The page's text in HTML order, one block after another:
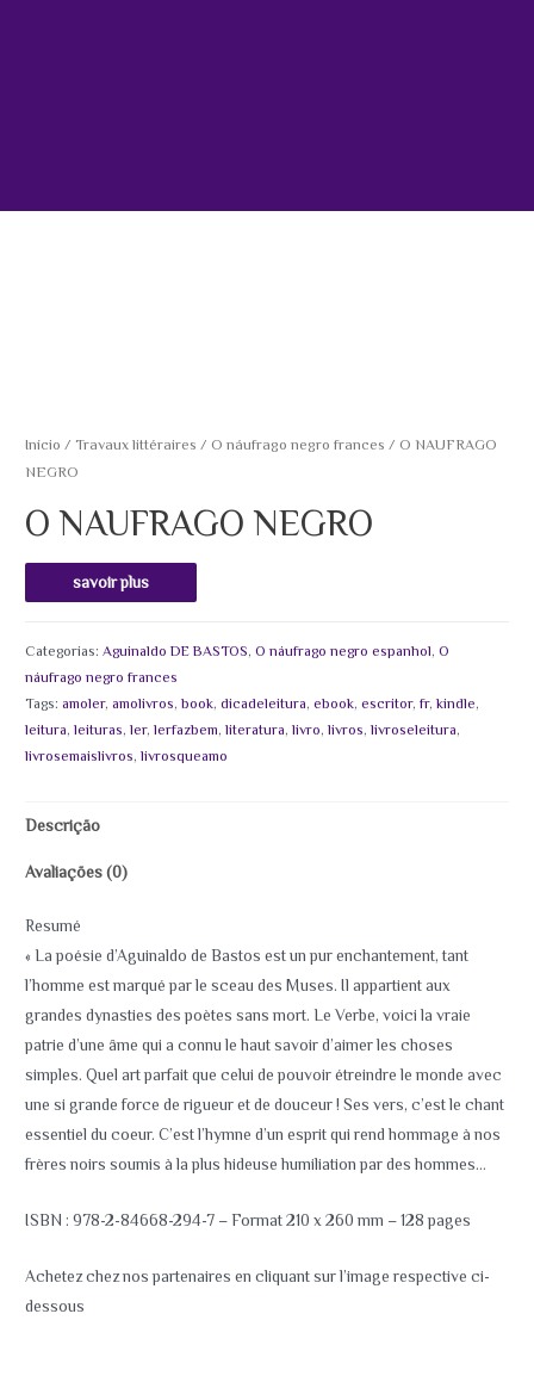
Início / Travaux littéraires / O náufrago negro frances / O NAUFRAGO
NEGRO
O NAUFRAGO NEGRO
savoir plus
Categorias:Aguinaldo DE BASTOS,O náufrago negro espanhol,O
náufrago negro frances
Tags:amoler,amolivros,book, dicadeleitura,ebook,escritor,fr,kindle,
leitura,leituras,ler,lerfazbem,literatura,livro,livros,livroseleitura,
livrosemaislivros,livrosqueamo
Descrição
Avaliações (0)
Resumé
« La poésie d’Aguinaldo de Bastos est un pur enchantement, tant
l’homme est marqué par le sceau des Muses. Il appartient aux
grandes dynasties des poètes sans mort. Le Verbe, voici la vraie
patrie d’une âme qui a connu le haut savoir d’aimer les choses
simples. Quel art parfait que celui de pouvoir étreindre le monde avec
une si grande force de rigueur et de douceur ! Ses vers, c’est le chant
essentiel du coeur. C’est l’hymne d’un esprit qui rend hommage à nos
frères noirs soumis à la plus hideuse humiliation par des hommes…
ISBN : 978-2-84668-294-7 – Format 210 x 260 mm – 128 pages
Achetez chez nos partenaires en cliquant sur l’image respective ci-
dessous